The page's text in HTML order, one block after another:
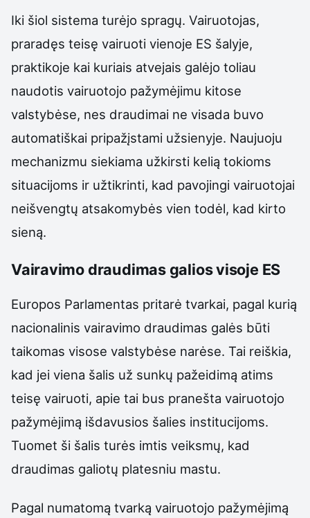
Iki šiol sistema turėjo spragų. Vairuotojas,
praradęs teisę vairuoti vienoje ES šalyje,
praktikoje kai kuriais atvejais galėjo toliau
naudotis vairuotojo pažymėjimu kitose
valstybėse, nes draudimai ne visada buvo
automatiškai pripažįstami užsienyje. Naujuoju
mechanizmu siekiama užkirsti kelią tokioms
situacijoms ir užtikrinti, kad pavojingi vairuotojai
neišvengtų atsakomybės vien todėl, kad kirto
sieną.
Vairavimo draudimas galios visoje ES
Europos Parlamentas pritarė tvarkai, pagal kurią
nacionalinis vairavimo draudimas galės būti
taikomas visose valstybėse narėse. Tai reiškia,
kad jei viena šalis už sunkų pažeidimą atims
teisę vairuoti, apie tai bus pranešta vairuotojo
pažymėjimą išdavusios šalies institucijoms.
Tuomet ši šalis turės imtis veiksmų, kad
draudimas galiotų platesniu mastu.
Pagal numatomą tvarką vairuotojo pažymėjimą